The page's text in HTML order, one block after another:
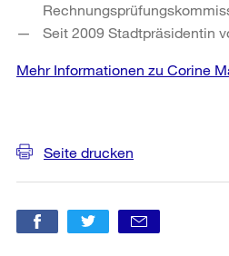
Seit 2009 Stadtpräsidentin
Mehr Informationen zu Corine
Seite drucken